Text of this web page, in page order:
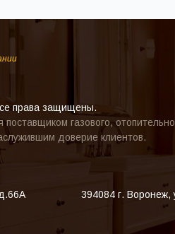
права защищены.
газового,
доверие клиентов.
394084 г. Воронеж,